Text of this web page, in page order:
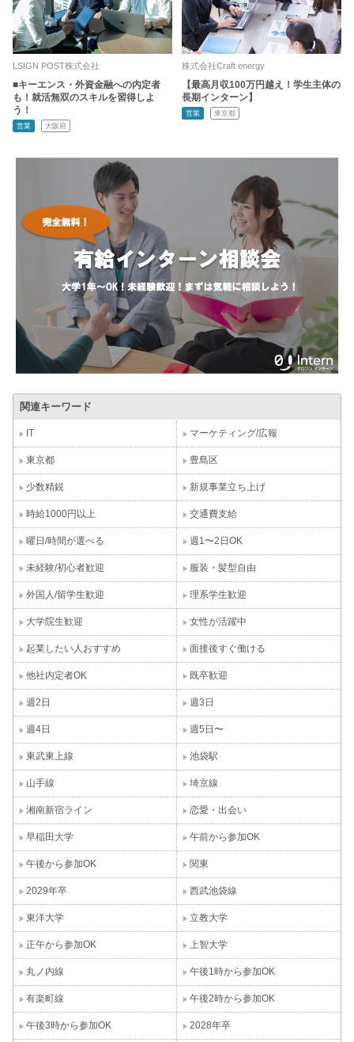
LSIGN POST株式会社
■キーエンス・外資金融への内定者
も！就活無双のスキルを習得しよ
う！
営業 大阪府
株式会社Craft energy
【最高月収100万円越え！学生主体の
長期インターン】
営業 東京都
関連キーワード
IT マーケティング/広報
東京都 豊島区
少数精鋭 新規事業立ち上げ
時給1000円以上 交通費支給
曜日/時間が選べる 週1〜2日OK
未経験/初心者歓迎 服装・髪型自由
外国人/留学生歓迎 理系学生歓迎
大学院生歓迎 女性が活躍中
起業したい人おすすめ 面接後すぐ働ける
他社内定者OK 既卒歓迎
週2日 週3日
週4日 週5日〜
東武東上線 池袋駅
山手線 埼京線
湘南新宿ライン 恋愛・出会い
早稲田大学 午前から参加OK
午後から参加OK 関東
2029年卒 西武池袋線
東洋大学 立教大学
正午から参加OK 上智大学
丸ノ内線 午後1時から参加OK
有楽町線 午後2時から参加OK
午後3時から参加OK 2028年卒